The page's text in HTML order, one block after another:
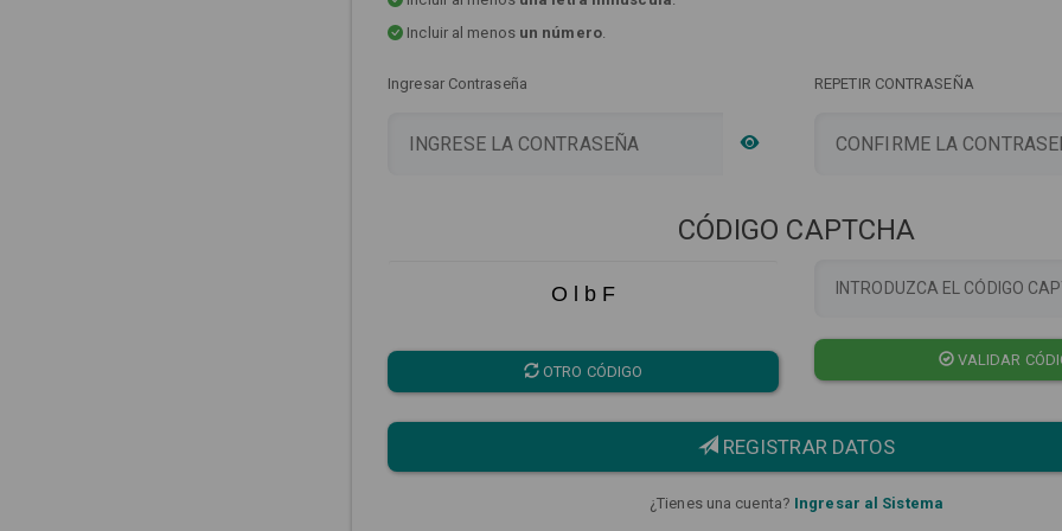
Incluir al menos un número.
Ingresar Contraseña REPETIR CONTRASEÑA
CÓDIGO CAPTCHA
O l b F
OTRO CÓDIGO
VALIDAR
REGISTRAR DATOS
¿Tienes una cuenta? Ingresar al Sistema